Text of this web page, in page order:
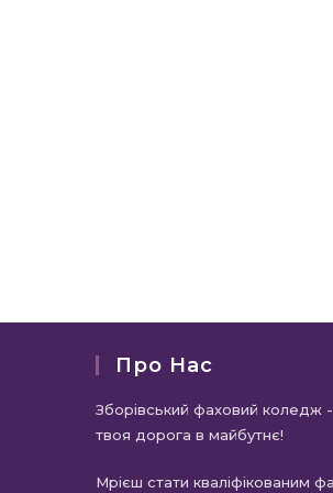
Про Нас
Зборівський фаховий коледж -
твоя дорога в майбутнє!
Мрієш стати кваліфікованим